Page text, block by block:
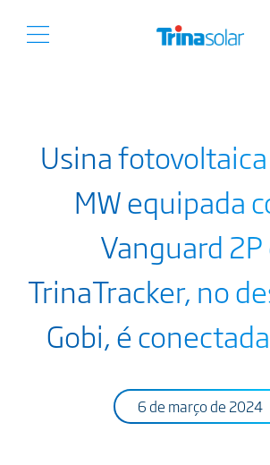
Usina
MW equipada
Vanguard 2P
TrinaTracker, no
Gobi, é
6 de março de 2024